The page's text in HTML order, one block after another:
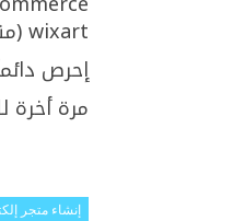
wixart (منصة عربية)
إحرص
مرة أخرة
إنشاء متجر